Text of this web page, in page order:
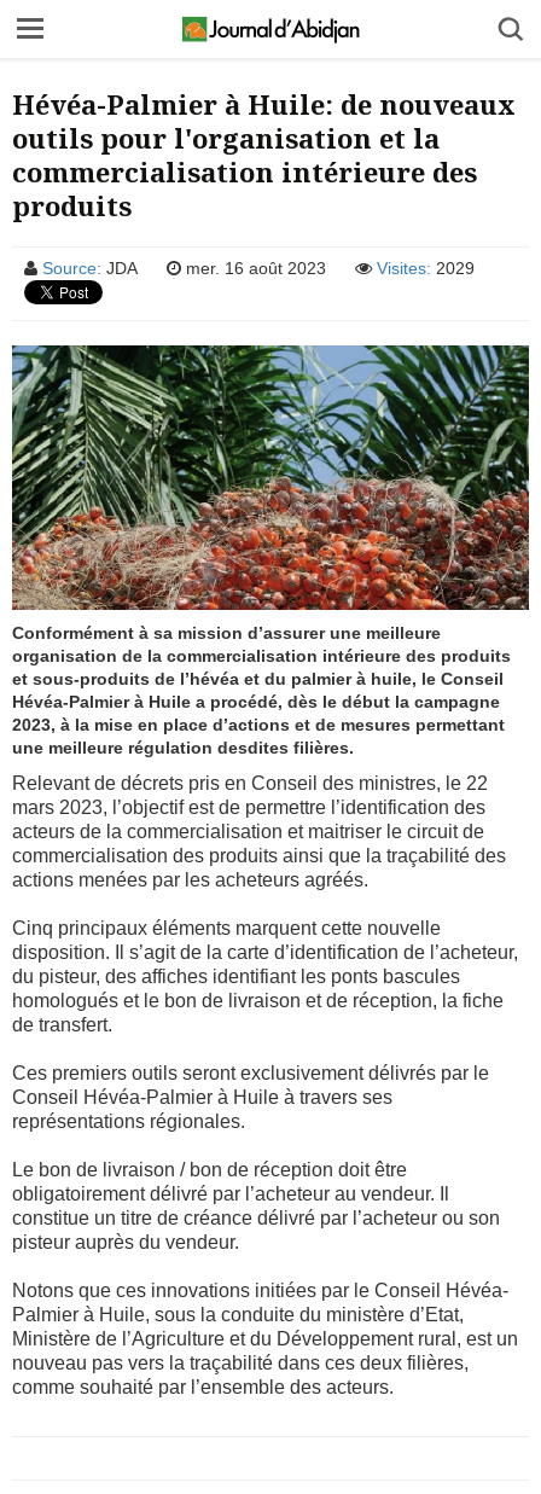
Hévéa-Palmier à Huile: de nouveaux
outils pour l'organisation et la
commercialisation intérieure des
produits
Source: JDA mer. 16 août 2023 Visites: 2029
Conformément à sa mission d’assurer une meilleure
organisation de la commercialisation intérieure des produits
et sous-produits de l’hévéa et du palmier à huile, le Conseil
Hévéa-Palmier à Huile a procédé, dès le début la campagne
2023, à la mise en place d’actions et de mesures permettant
une meilleure régulation desdites filières.
Relevant de décrets pris en Conseil des ministres, le 22
mars 2023, l’objectif est de permettre l’identification des
acteurs de la commercialisation et maitriser le circuit de
commercialisation des produits ainsi que la traçabilité des
actions menées par les acheteurs agréés.
Cinq principaux éléments marquent cette nouvelle
disposition. Il s’agit de la carte d’identification de l’acheteur,
du pisteur, des affiches identifiant les ponts bascules
homologués et le bon de livraison et de réception, la fiche
de transfert.
Ces premiers outils seront exclusivement délivrés par le
Conseil Hévéa-Palmier à Huile à travers ses
représentations régionales.
Le bon de livraison / bon de réception doit être
obligatoirement délivré par l’acheteur au vendeur. Il
constitue un titre de créance délivré par l’acheteur ou son
pisteur auprès du vendeur.
Notons que ces innovations initiées par le Conseil Hévéa-
Palmier à Huile, sous la conduite du ministère d’Etat,
Ministère de l’Agriculture et du Développement rural, est un
nouveau pas vers la traçabilité dans ces deux filières,
comme souhaité par l’ensemble des acteurs.